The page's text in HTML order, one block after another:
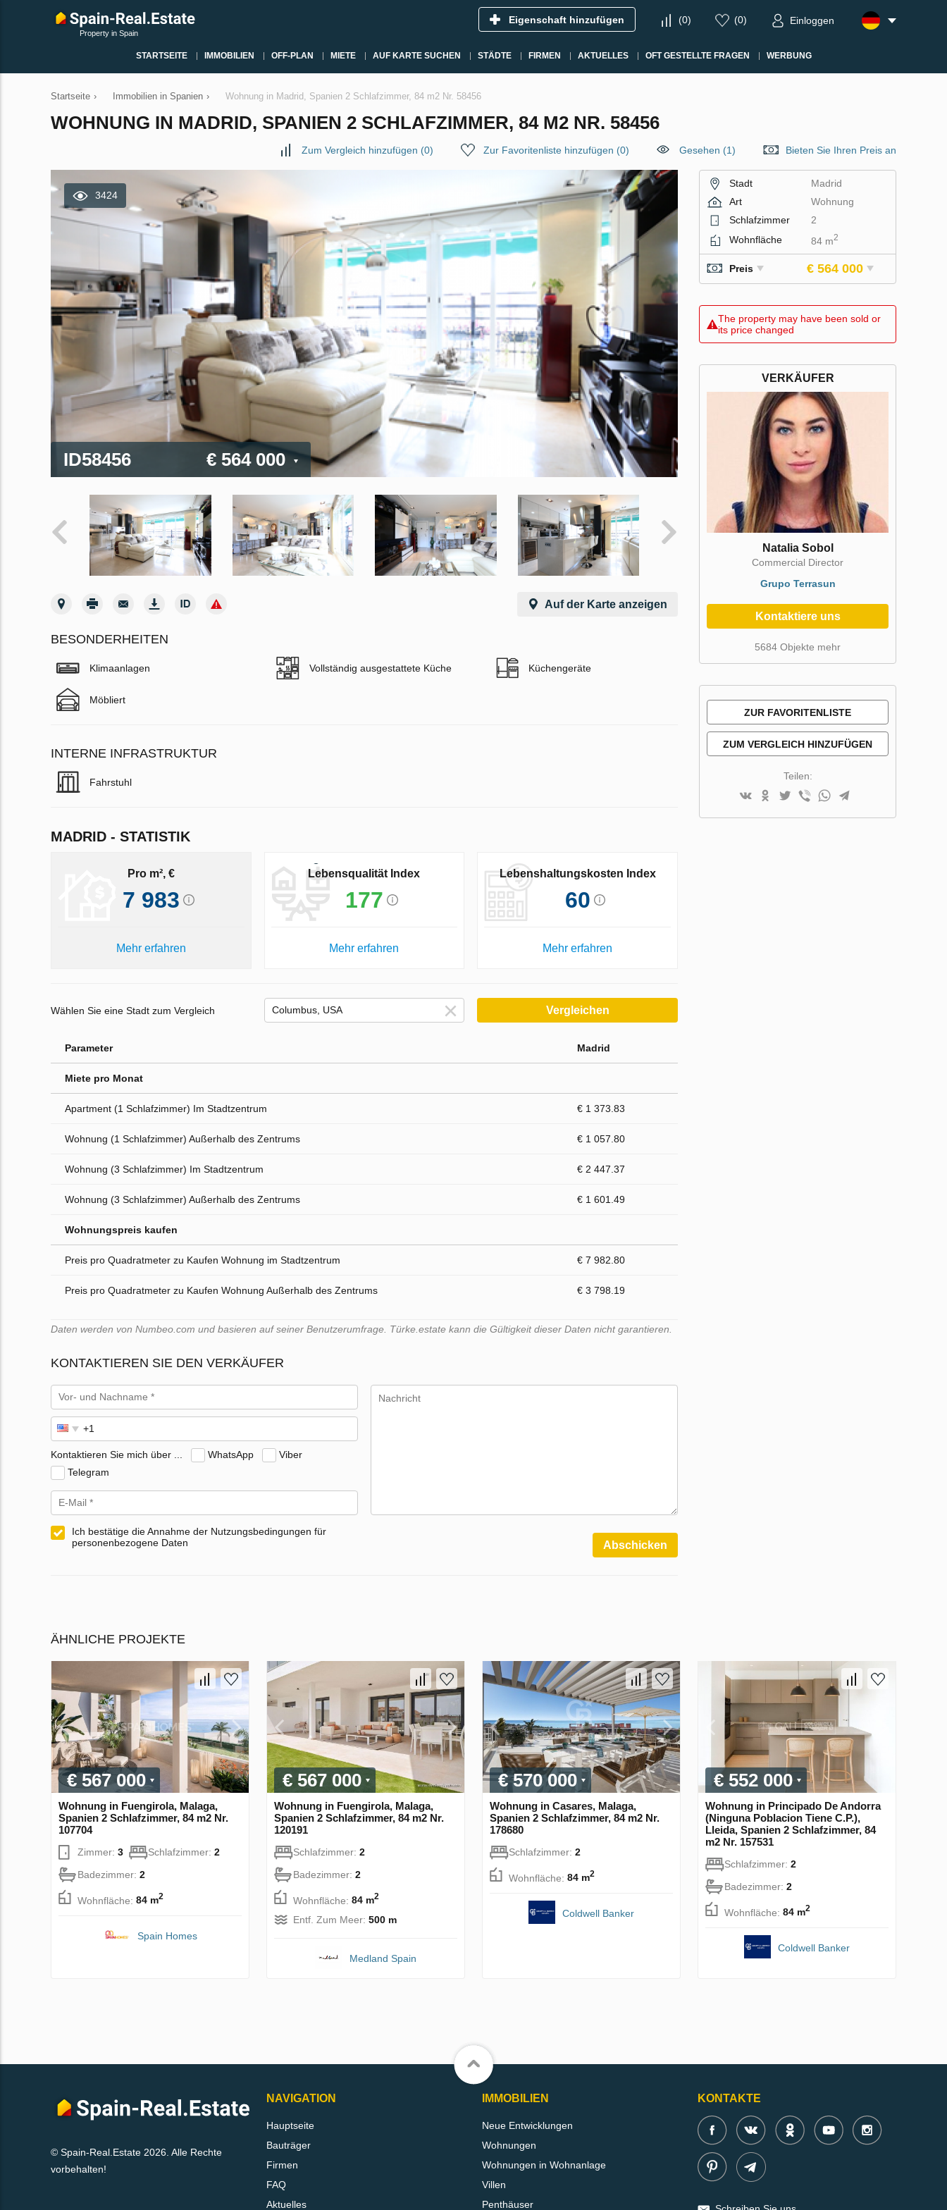
Property in Spain
Eigenschaft hinzufügen (0) (0) Einloggen
STARTSEITE IMMOBILIEN OFF-PLAN MIETE AUF KARTE SUCHEN STÄDTE FIRMEN AKTUELLES OFT GESTELLTE FRAGEN WERBUNG
Startseite › Immobilien in Spanien › Wohnung in Madrid, Spanien 2 Schlafzimmer, 84 m2 Nr. 58456
WOHNUNG IN MADRID, SPANIEN 2 SCHLAFZIMMER, 84 M2 NR. 58456
Zum Vergleich hinzufügen (0) Zur Favoritenliste hinzufügen (0) Gesehen (1) Bieten Sie Ihren Preis an
3424
ID58456 € 564 000
Auf der Karte anzeigen
BESONDERHEITEN
Klimaanlagen Vollständig ausgestattete Küche Küchengeräte
Möbliert
INTERNE INFRASTRUKTUR
Fahrstuhl
MADRID - STATISTIK
Pro m², €
7 983
Mehr erfahren
Lebensqualität Index
177
Mehr erfahren
Lebenshaltungskosten Index
60
Mehr erfahren
Wählen Sie eine Stadt zum Vergleich Vergleichen
Parameter Madrid
Miete pro Monat
Apartment (1 Schlafzimmer) Im Stadtzentrum € 1 373.83
Wohnung (1 Schlafzimmer) Außerhalb des Zentrums € 1 057.80
Wohnung (3 Schlafzimmer) Im Stadtzentrum € 2 447.37
Wohnung (3 Schlafzimmer) Außerhalb des Zentrums € 1 601.49
Wohnungspreis kaufen
Preis pro Quadratmeter zu Kaufen Wohnung im Stadtzentrum € 7 982.80
Preis pro Quadratmeter zu Kaufen Wohnung Außerhalb des Zentrums € 3 798.19
Daten werden von Numbeo.com und basieren auf seiner Benutzerumfrage. Türke.estate kann die Gültigkeit dieser Daten nicht garantieren.
KONTAKTIEREN SIE DEN VERKÄUFER
Kontaktieren Sie mich über ... WhatsApp
Viber
Telegram
Ich bestätige die Annahme der Nutzungsbedingungen für
personenbezogene Daten
Abschicken
Stadt
Madrid
Art
Wohnung
Schlafzimmer
2
Wohnfläche
84 m2
Preis € 564 000
The property may have been sold or
its price changed
VERKÄUFER
Natalia Sobol
Commercial Director
Grupo Terrasun
Kontaktiere uns
5684 Objekte mehr
ZUR FAVORITENLISTE
ZUM VERGLEICH HINZUFÜGEN
Teilen:
ÄHNLICHE PROJEKTE
€ 567 000
Wohnung in Fuengirola, Malaga,
Spanien 2 Schlafzimmer, 84 m2 Nr.
107704
Zimmer: 3 Schlafzimmer: 2
Badezimmer: 2
Wohnfläche: 84 m2
Spain Homes
€ 567 000
Wohnung in Fuengirola, Malaga,
Spanien 2 Schlafzimmer, 84 m2 Nr.
120191
Schlafzimmer: 2
Badezimmer: 2
Wohnfläche: 84 m2
Entf. Zum Meer: 500 m
Medland Spain
€ 570 000
Wohnung in Casares, Malaga,
Spanien 2 Schlafzimmer, 84 m2 Nr.
178680
Schlafzimmer: 2
Wohnfläche: 84 m2
Coldwell Banker
€ 552 000
Wohnung in Principado De Andorra
(Ninguna Poblacion Tiene C.P.),
Lleida, Spanien 2 Schlafzimmer, 84
m2 Nr. 157531
Schlafzimmer: 2
Badezimmer: 2
Wohnfläche: 84 m2
Coldwell Banker
© Spain-Real.Estate 2026. Alle Rechte
vorbehalten!
NAVIGATION
Hauptseite
Bauträger
Firmen
FAQ
Aktuelles
IMMOBILIEN
Neue Entwicklungen
Wohnungen
Wohnungen in Wohnanlage
Villen
Penthäuser
KONTAKTE